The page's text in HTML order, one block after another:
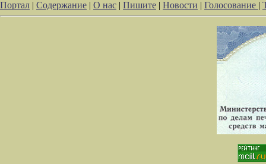
Портал | Содержание | О нас | Пишите | Новости | Голосование |